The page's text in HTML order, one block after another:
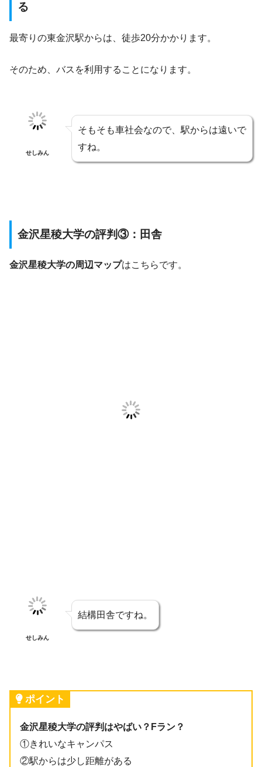
る
最寄りの東金沢駅からは、徒歩20分かかります。
そのため、バスを利用することになります。
せしみん
そもそも車社会なので、駅からは遠いで
すね。
金沢星稜大学の評判③：田舎
金沢星稜大学の周辺マップはこちらです。
せしみん
結構田舎ですね。
ポイント
金沢星稜大学の評判はやばい？Fラン？
①きれいなキャンパス
②駅からは少し距離がある